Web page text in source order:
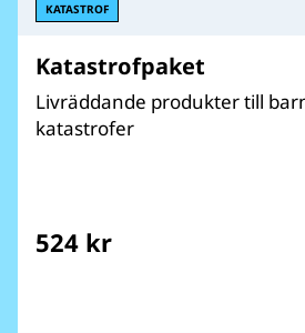
KATASTROF
Katastrofpaket
Livräddande produkter till
katastrofer
524 kr